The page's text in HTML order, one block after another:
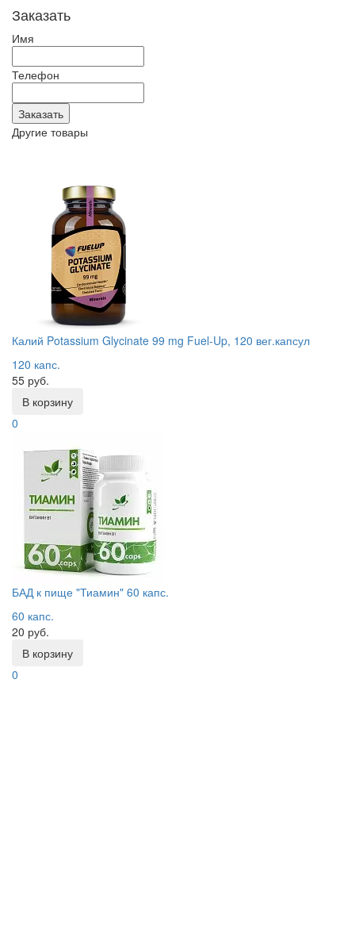
Заказать
Имя
Телефон
Другие товары
Калий Potassium Glycinate 99 mg Fuel-Up, 120 вег.капсул
120 капс.
55 руб.
В корзину
0
БАД к пище "Тиамин" 60 капс.
60 капс.
20 руб.
В корзину
0